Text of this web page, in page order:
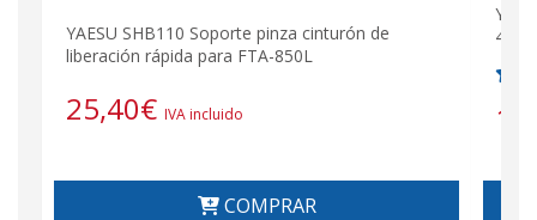
YAESU SHB110 Soporte pinza cinturón de
liberación rápida para FTA-850L
25,40€ IVA incluido
COMPRAR
450,